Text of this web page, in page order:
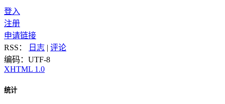
登入
注册
申请链接
RSS：
日志 | 评论
编码：UTF-8
XHTML 1.0
统计